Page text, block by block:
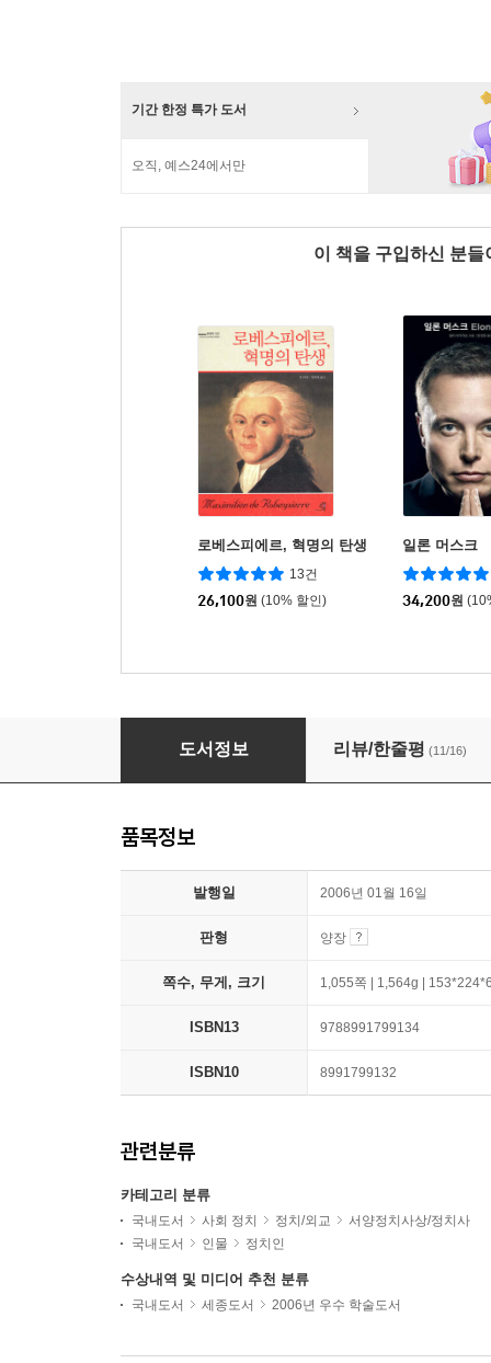
기간 한정 특가 도서
오직, 예스24에서만
이 책을 구입하신 분
로베스피에르, 혁명의 탄생
13건
26,100원 (10% 할인)
일론 머스크
34,200원
괴벨스, 대중 선동의 심리학
도서정보 리뷰/한줄평 (11/16)
품목정보
발행일 2006년 01월 16일
판형 양장
쪽수, 무게, 크기 1,055쪽 | 1,564g |
ISBN13 9788991799134
ISBN10 8991799132
관련분류
카테고리 분류
국내도서 사회 정치 정치/외교
서양정치사상/정치사
국내도서
인물 정치인
수상내역 및 미디어 추천 분류
국내도서 세종도서 2006년 우수 학술도서